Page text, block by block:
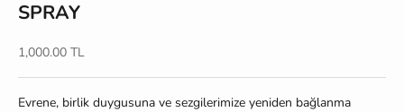
SPRAY
İndirimli fiyat
1,000.00 TL
Evrene, birlik duygusuna ve sezgilerimize yeniden bağlanma